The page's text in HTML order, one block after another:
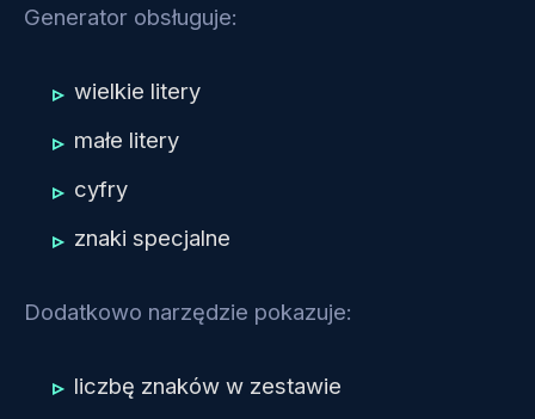
Generator obsługuje:
wielkie litery
małe litery
cyfry
znaki specjalne
Dodatkowo narzędzie pokazuje:
liczbę znaków w zestawie